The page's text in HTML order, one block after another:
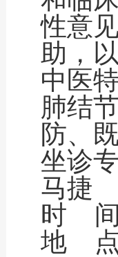
性意
助，
中医
肺结
防、
坐诊
马捷
时
地